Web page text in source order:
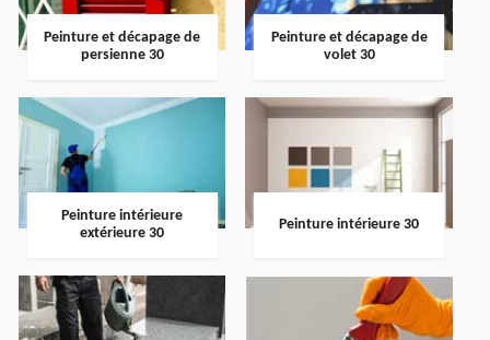
Peinture et décapage de
persienne 30
Peinture et décapage de
volet 30
Peinture intérieure
extérieure 30
Peinture intérieure 30